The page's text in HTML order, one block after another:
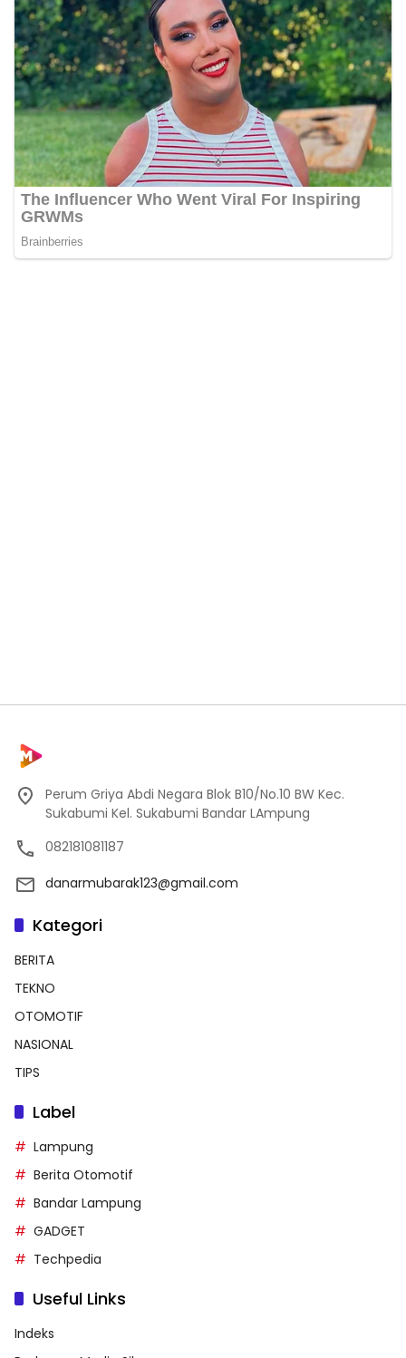
Perum Griya Abdi Negara Blok B10/No.10 BW Kec.
Sukabumi Kel. Sukabumi Bandar LAmpung
082181081187
danarmubarak123@gmail.com
Kategori
BERITA
TEKNO
OTOMOTIF
NASIONAL
TIPS
Label
Lampung
Berita Otomotif
Bandar Lampung
GADGET
Techpedia
Useful Links
Indeks